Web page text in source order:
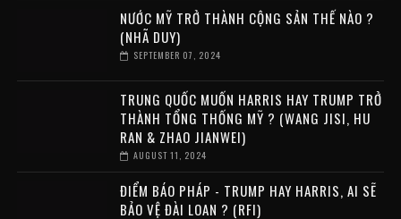
NƯỚC MỸ TRỞ THÀNH CỘNG SẢN THẾ NÀO ?
(NHÃ DUY)
SEPTEMBER 07, 2024
TRUNG QUỐC MUỐN HARRIS HAY TRUMP TRỞ
THÀNH TỔNG THỐNG MỸ ? (WANG JISI, HU
RAN & ZHAO JIANWEI)
AUGUST 11, 2024
ĐIỂM BÁO PHÁP - TRUMP HAY HARRIS, AI SẼ
BẢO VỆ ĐÀI LOAN ? (RFI)